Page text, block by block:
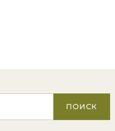
ПОИСК